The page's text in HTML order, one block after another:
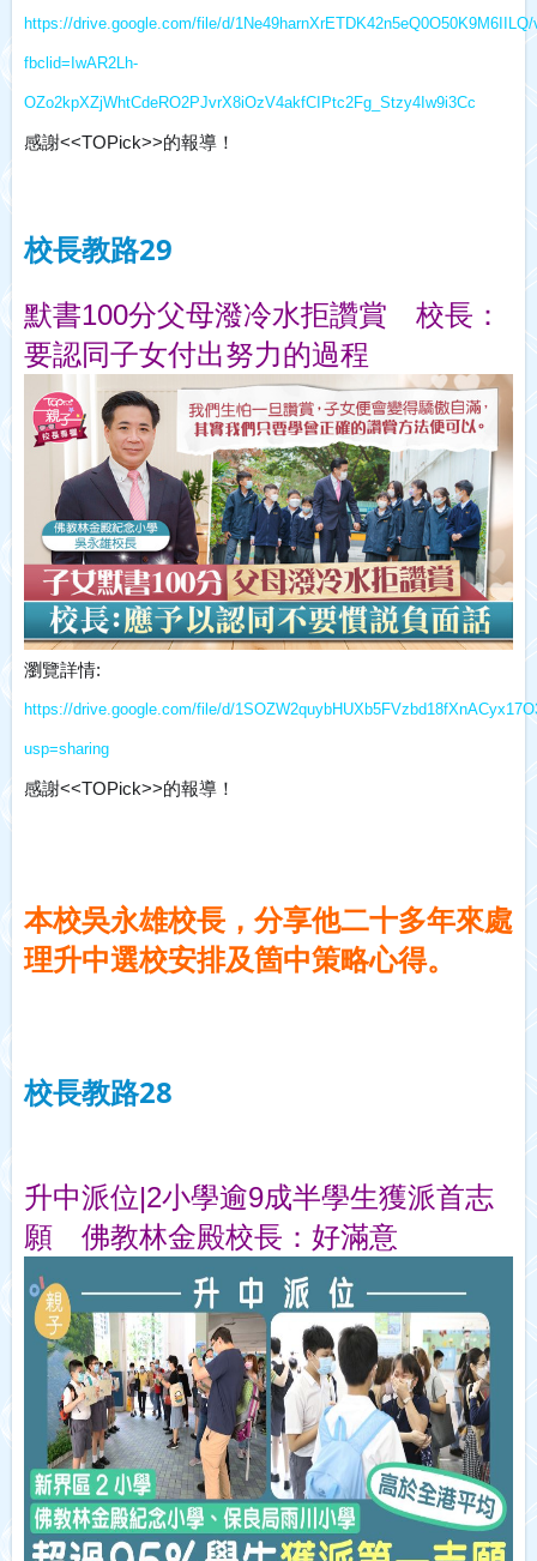
https://drive.google.com/file/d/1Ne49harnXrETDK42n5eQ0O50K9M6IILQ/
fbclid=IwAR2Lh-
OZo2kpXZjWhtCdeRO2PJvrX8iOzV4akfCIPtc2Fg_Stzy4Iw9i3Cc
感謝<<TOPick>>的報導！
校長教路29
默書100分父母潑冷水拒讚賞　校長：
要認同子女付出努力的過程
瀏覽詳情:
https://drive.google.com/file/d/
usp=sharing
感謝<<TOPick>>的報導！
本校吳永雄校長，分享他二十多年來處
理升中選校安排及箇中策略心得。
校長教路28
升中派位|2小學逾9成半學生獲派首志
願　佛教林金殿校長：好滿意